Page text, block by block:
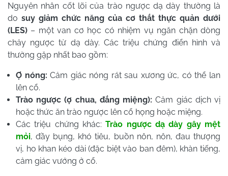
Nguyên nhân cốt lõi của trào ngược dạ dày thường là
do suy giảm chức năng của cơ thắt thực quản dưới
(LES) – một van cơ học có nhiệm vụ ngăn chặn dòng
chảy ngược từ dạ dày. Các triệu chứng điển hình và
thường gặp nhất bao gồm:
Ợ nóng: Cảm giác nóng rát sau xương ức, có thể lan
lên cổ.
Trào ngược (ợ chua, đắng miệng): Cảm giác dịch vị
hoặc thức ăn trào ngược lên cổ họng hoặc miệng.
Các triệu chứng khác:Trào ngược dạ dày gây mệt
mỏi, đầy bụng, khó tiêu, buồn nôn, nôn, đau thượng
vị, ho khan kéo dài (đặc biệt vào ban đêm), khàn tiếng,
cảm giác vướng ở cổ.